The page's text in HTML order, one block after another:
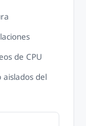
de CPU
del